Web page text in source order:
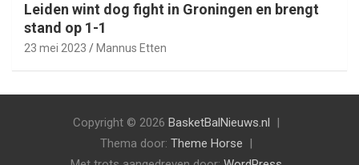
Leiden wint dog fight in Groningen en brengt
stand op 1-1
23 mei 2023 Mannus Etten
Copyright © 2026 BasketBalNieuws.nl
Thema door: Theme Horse